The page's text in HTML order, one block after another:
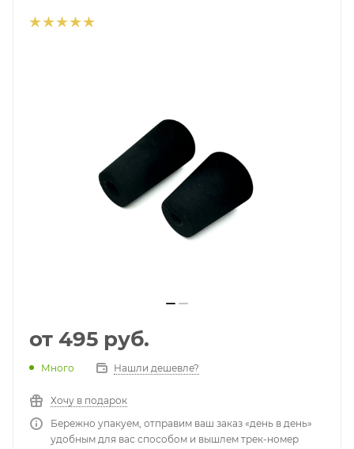
от 495 руб.
Много Нашли дешевле?
Хочу в подарок
Бережно упакуем, отправим ваш заказ «день в день»
удобным для вас способом и вышлем трек-номер